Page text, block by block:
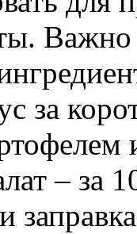
за
– за